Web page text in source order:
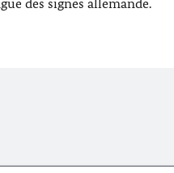
des signes allemande.